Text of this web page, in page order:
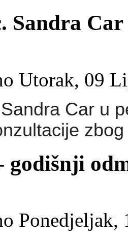
Sandra
Utorak, 09
Car u
godišnji
Ponedjeljak,